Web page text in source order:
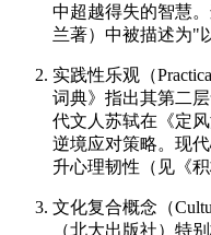
中超越得失的智慧
兰著）中被描述为"
实践性乐观（
词典》指出其第二
代文人苏轼在《定
逆境应对策略。现
升心理韧性（见《
文化复合概念（
（北大出版社）特